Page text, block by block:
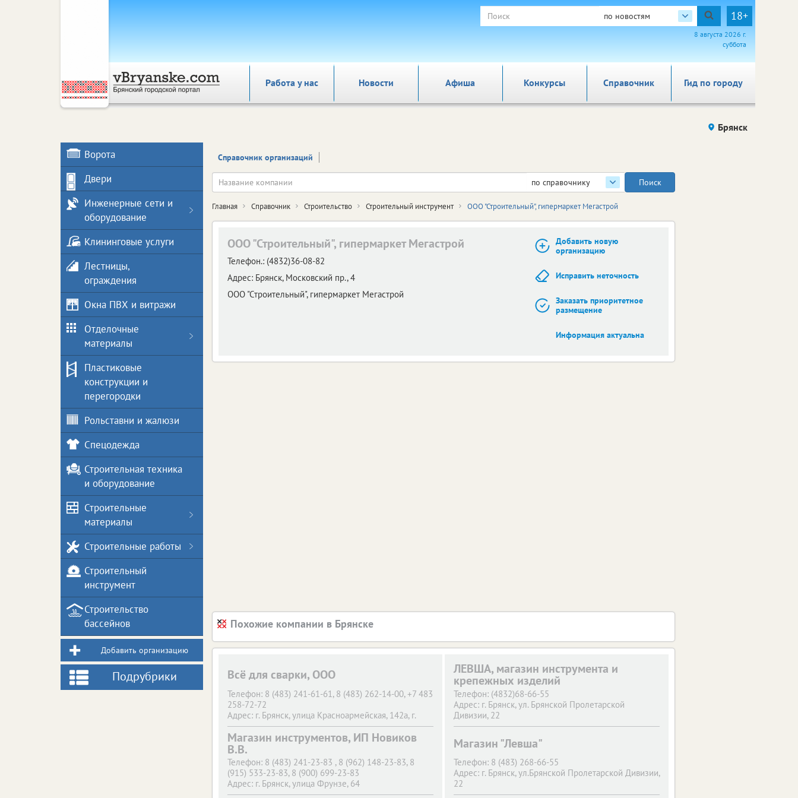
по новостям 18+
8 августа 2026 г.
суббота
Работа у нас Новости Афиша Справочник Гид по городу
Конкурсы
Брянск
Справочник организаций
по справочнику
Главная Справочник Строительство Строительный инструмент ООО "Строительный", гипермаркет Мегастрой
ООО "Строительный", гипермаркет Мегастрой
Телефон.: (4832)36-08-82
Адрес: Брянск, Московский пр., 4
ООО "Строительный", гипермаркет Мегастрой
Добавить новую
организацию
Исправить неточность
Заказать приоритетное
размещение
Информация актуальна
Похожие компании в Брянске
Всё для сварки, ООО
Телефон: 8 (483) 241-61-61, 8 (483) 262-14-00, +7 483
258-72-72
Адрес: г. Брянск, улица Красноармейская, 142а, г.
Брянск, ул. Димитрова 58
ЛЕВША, магазин инструмента и
крепежных изделий
Телефон: (4832)68-66-55
Адрес: г. Брянск, ул. Брянской Пролетарской
Дивизии, 22
Магазин инструментов, ИП Новиков
В.В.
Телефон: 8 (483) 241-23-83 , 8 (962) 148-23-83, 8
(915) 533-23-83, 8 (900) 699-23-83
Адрес: г. Брянск, улица Фрунзе, 64
Магазин "Левша"
Телефон: 8 (483) 268-66-55
Адрес: г. Брянск, ул.Брянской Пролетарской Дивизии,
22
Ворота
Двери
Инженерные сети и
оборудование
Клининговые услуги
Лестницы,
ограждения
Окна ПВХ и витражи
Отделочные
материалы
Пластиковые
конструкции и
перегородки
Рольставни и жалюзи
Спецодежда
Строительная техника
и оборудование
Строительные
материалы
Строительные работы
Строительный
инструмент
Строительство
бассейнов
Добавить организацию
Подрубрики